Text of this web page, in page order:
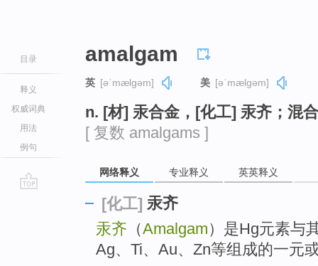
目录
释义
权威词典
用法
例句
amalgam
英 [əˈmælɡəm] 美 [əˈmælɡəm]
n. [材] 汞合金，[化工] 汞齐；混
[ 复数 amalgams ]
网络释义 专业释义 英英释义
[化工] 汞齐
汞齐 （Amalgam）是Hg元素与
Ag、Ti、Au、Zn等组成的一元